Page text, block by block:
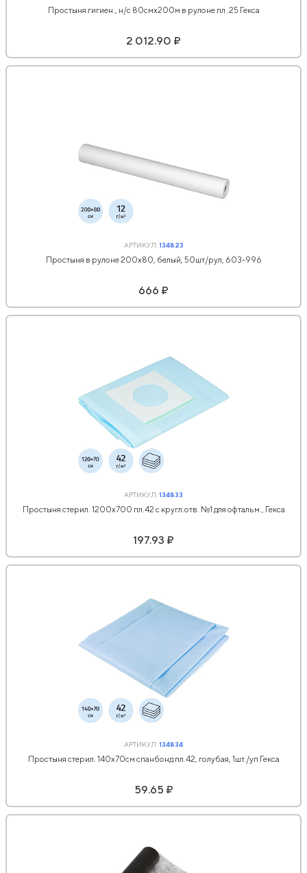
Простыня гигиен., н/с 80смх200м в рулоне пл .25 Гекса
2 012.90 ₽
АРТИКУЛ:134823
Простыня в рулоне 200х80, белый, 50шт/рул, 603-996
666 ₽
АРТИКУЛ:134833
Простыня стерил. 1200х700 пл.42 с кругл.отв. №1 для офтальм., Гекса
197.93 ₽
АРТИКУЛ:134834
Простыня стерил. 140x70см спанбонд пл.42, голубая, 1шт./уп Гекса
59.65 ₽